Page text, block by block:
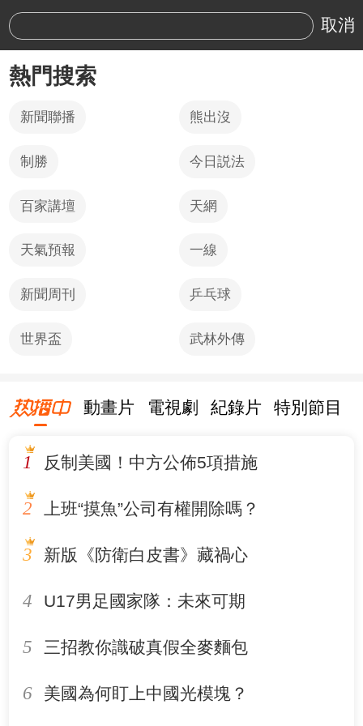
取消
熱門搜索
新聞聯播 熊出沒
制勝 今日説法
百家講壇 天網
天氣預報 一線
新聞周刊 乒乓球
世界盃 武林外傳
動畫片 電視劇 紀錄片 特別節目
1 反制美國！中方公佈5項措施
2 上班“摸魚”公司有權開除嗎？
3 新版《防衛白皮書》藏禍心
4 U17男足國家隊：未來可期
5 三招教你識破真假全麥麵包
6 美國為何盯上中國光模塊？